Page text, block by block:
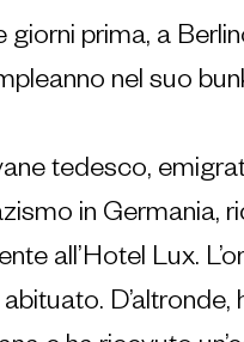
Fredda
giorni prima, a
nel suo
tedesco,
in Germania,
all’Hotel Lux.